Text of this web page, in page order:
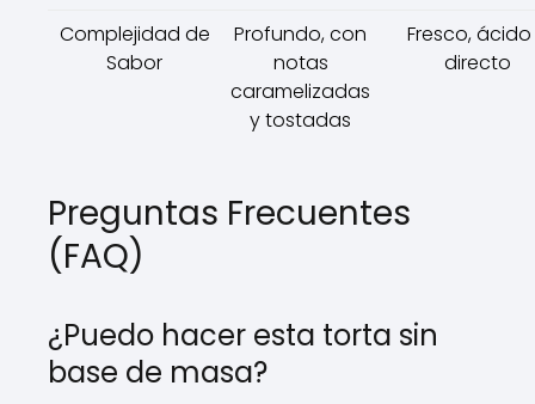
Complejidad de
Sabor
Profundo, con
notas
caramelizadas
y tostadas
Fresco,
directo
Preguntas Frecuentes
(FAQ)
¿Puedo hacer esta torta sin
base de masa?